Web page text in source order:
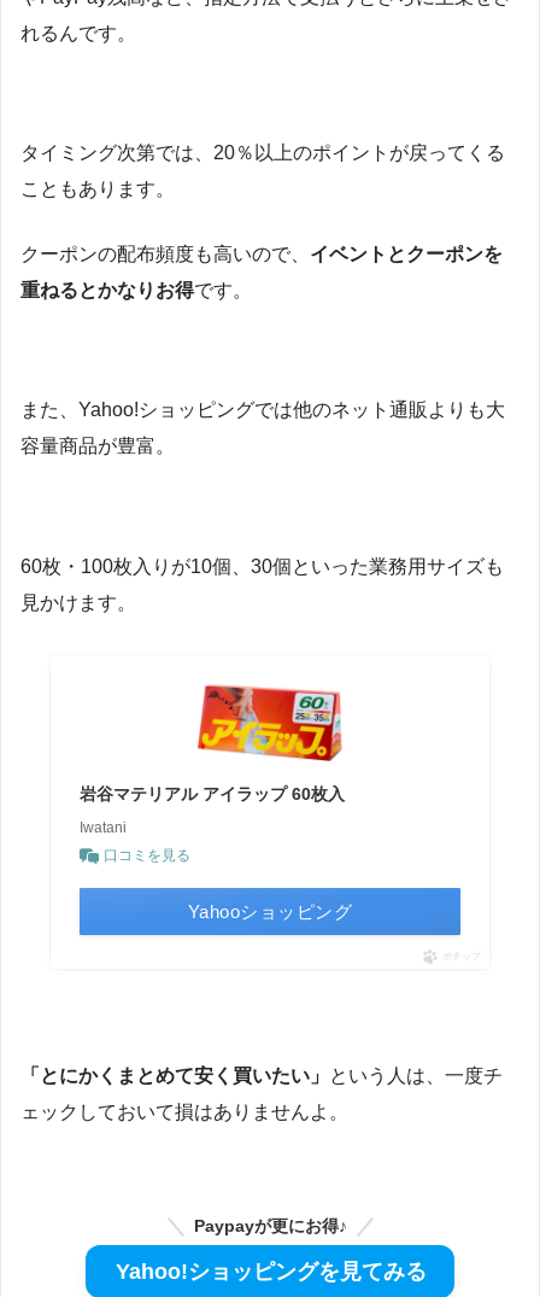
れるんです。
タイミング次第では、20％以上のポイントが戻ってくる
こともあります。
クーポンの配布頻度も高いので、 イベントとクーポンを
重ねるとかなりお得です。
また、Yahoo!ショッピングでは他のネット通販よりも大
容量商品が豊富。
60枚・100枚入りが10個、30個といった業務用サイズも
見かけます。
岩谷マテリアル アイラップ 60枚入
Iwatani
口コミを見る
Yahooショッピング
ポチップ
「とにかくまとめて安く買いたい」
という人は、一度チ
ェックしておいて損はありませんよ。
Paypayが更にお得♪
Yahoo!ショッピングを見てみる